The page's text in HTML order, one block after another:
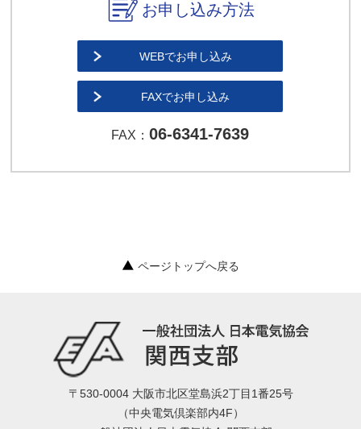
お申し込み方法
WEBでお申し込み
FAXでお申し込み
FAX：06-6341-7639
ページトップへ戻る
〒530-0004 大阪市北区堂島浜2丁目1番25号
（中央電気倶楽部内4F）